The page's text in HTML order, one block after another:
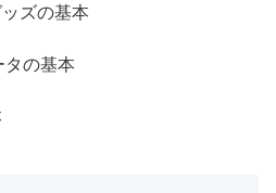
ズの基本
タの基本